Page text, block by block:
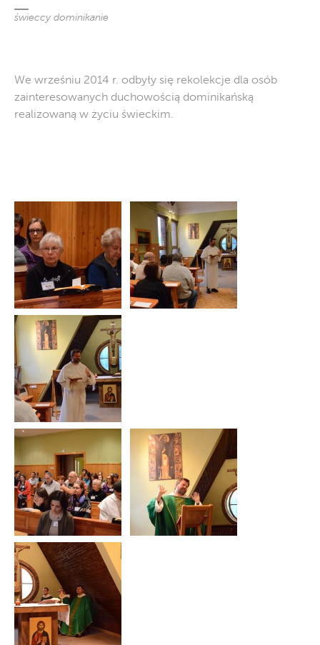
świeccy dominikanie
We wrześniu 2014 r. odbyły się rekolekcje dla osób
zainteresowanych duchowością dominikańską
realizowaną w życiu świeckim.